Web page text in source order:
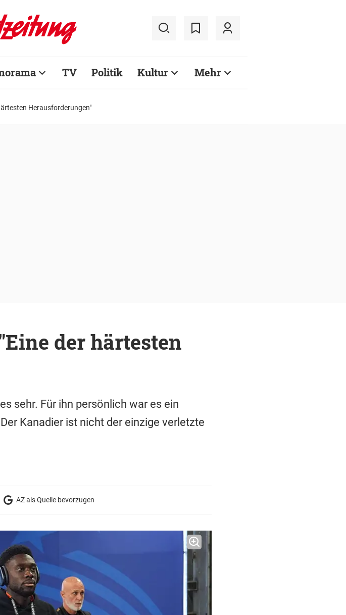
TV Politik Kultur Mehr
Herausforderungen"
der härtesten
sehr. Für ihn persönlich war es ein
Kanadier ist nicht der einzige verletzte
AZ als Quelle bevorzugen